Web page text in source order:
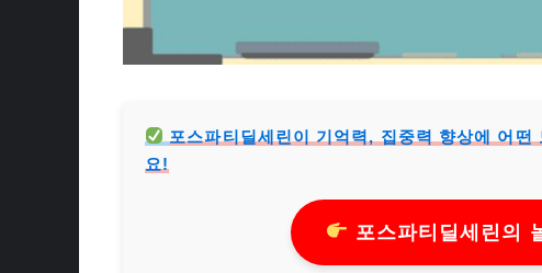
포스파티딜세린이 기억력, 집중력 향상에 어
요!
포스파티딜세린의